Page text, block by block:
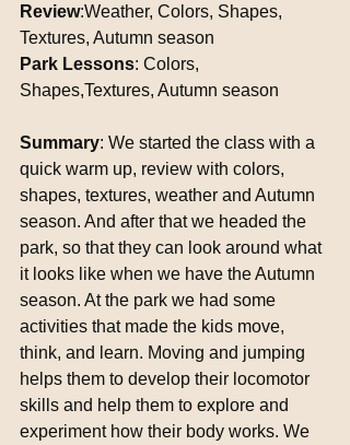
Review:Weather, Colors, Shapes,
Textures, Autumn season
Park Lessons: Colors,
Shapes,Textures, Autumn season
Summary: We started the class with a
quick warm up, review with colors,
shapes, textures, weather and Autumn
season. And after that we headed the
park, so that they can look around what
it looks like when we have the Autumn
season. At the park we had some
activities that made the kids move,
think, and learn. Moving and jumping
helps them to develop their locomotor
skills and help them to explore and
experiment how their body works. We